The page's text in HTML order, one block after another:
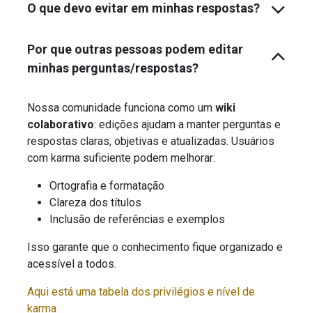
O que devo evitar em minhas respostas?
Por que outras pessoas podem editar
minhas perguntas/respostas?
Nossa comunidade funciona como um wiki
colaborativo: edições ajudam a manter perguntas e
respostas claras, objetivas e atualizadas. Usuários
com karma suficiente podem melhorar:
Ortografia e formatação
Clareza dos títulos
Inclusão de referências e exemplos
Isso garante que o conhecimento fique organizado e
acessível a todos.
Aqui está uma tabela dos privilégios e nível de
karma